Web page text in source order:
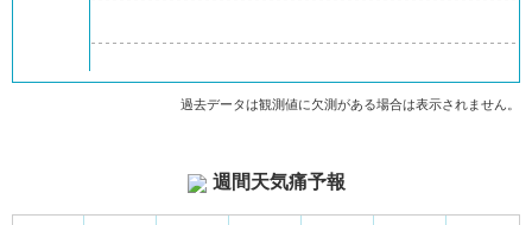
過去データは観測値に欠測がある場合は表示されません。
週間天気痛予報